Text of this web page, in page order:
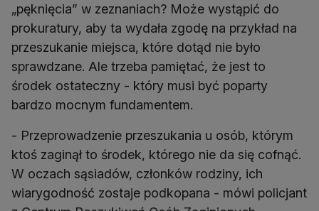
„pęknięcia” w zeznaniach? Może wystąpić do
prokuratury, aby ta wydała zgodę na przykład na
przeszukanie miejsca, które dotąd nie było
sprawdzane. Ale trzeba pamiętać, że jest to
środek ostateczny - który musi być poparty
bardzo mocnym fundamentem.
- Przeprowadzenie przeszukania u osób, którym
ktoś zaginął to środek, którego nie da się cofnąć.
W oczach sąsiadów, członków rodziny, ich
wiarygodność zostaje podkopana - mówi policjant